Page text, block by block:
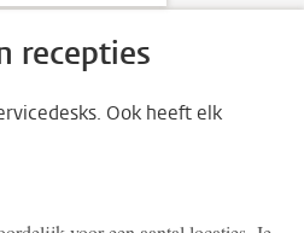
recepties
Ook heeft elk